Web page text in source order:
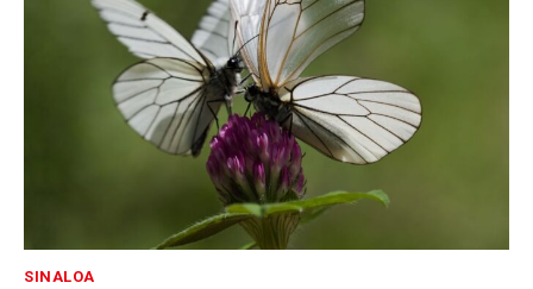
SINALOA